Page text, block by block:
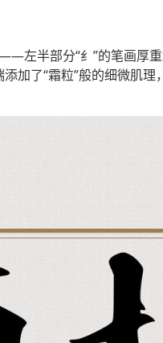
左半部分“纟”的笔画厚
加了“霜粒”般的细微肌